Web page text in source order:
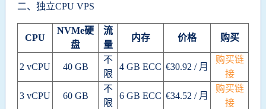
二、独立CPU VPS
CPU
NVMe硬
盘
流
量
内存 价格 购买
2 vCPU 40 GB
不
限
4 GB ECC €30.92 / 月
购买链
接
3 vCPU 60 GB
不
限
6 GB ECC €34.52 / 月
购买链
接